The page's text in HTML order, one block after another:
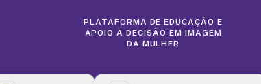
PLATAFORMA DE EDUCAÇÃO E
APOIO À DECISÃO EM IMAGEM
DA MULHER